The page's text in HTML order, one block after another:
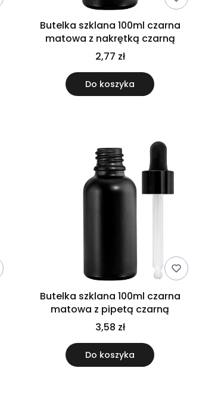
Butelka szklana 100ml czarna
matowa z nakrętką czarną
2,77 zł
Do koszyka
Butelka szklana 100ml czarna
matowa z pipetą czarną
3,58 zł
Do koszyka